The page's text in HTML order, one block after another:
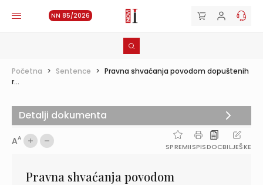
NN 85/2026
Početna > Sentence > Pravna shvaćanja povodom dopuštenih
r...
AA
SPREMIISPISDOCBILJEŠKE
Pravna shvaćanja povodom
Detalji dokumenta